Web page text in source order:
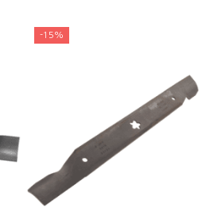
-15%